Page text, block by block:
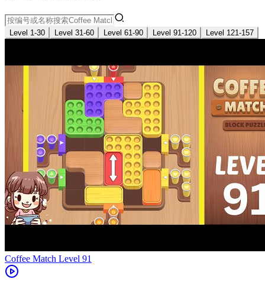
Level 1-30 Level 31-60 Level 61-90 Level 91-120 Level 121-157
Level 91